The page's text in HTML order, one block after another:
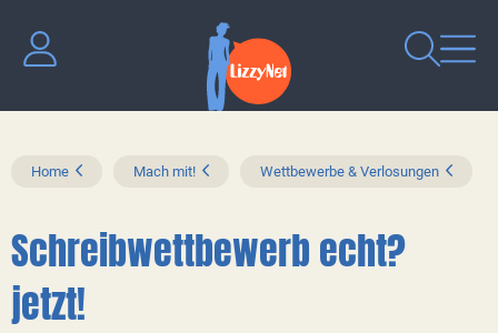
Home Mach mit! Wettbewerbe & Verlosungen
Schreibwettbewerb echt?
jetzt!